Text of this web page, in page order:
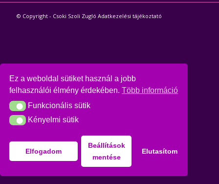
Ez a weboldal sütiket használ a jobb
felhasználói élmény érdekében.Több információ
Funkcionális sütik
Funkcionális sütik
Kényelmi sütik
Kényelmi sütik
Elfogadom
Beállítások
mentése
Elutasítom
© Copyright - Csoki Szoli Zugló Adatkezelési tájékoztató